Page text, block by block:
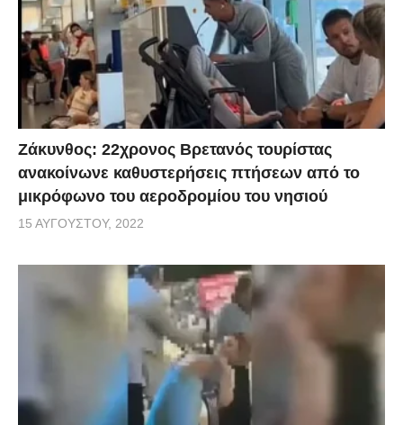
Ζάκυνθος: 22χρονος Βρετανός τουρίστας
ανακοίνωνε καθυστερήσεις πτήσεων από το
μικρόφωνο του αεροδρομίου του νησιού
15 ΑΥΓΟΎΣΤΟΥ, 2022